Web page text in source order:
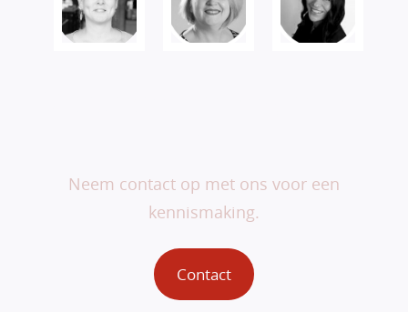
Neem contact op met ons voor een
kennismaking.
Contact